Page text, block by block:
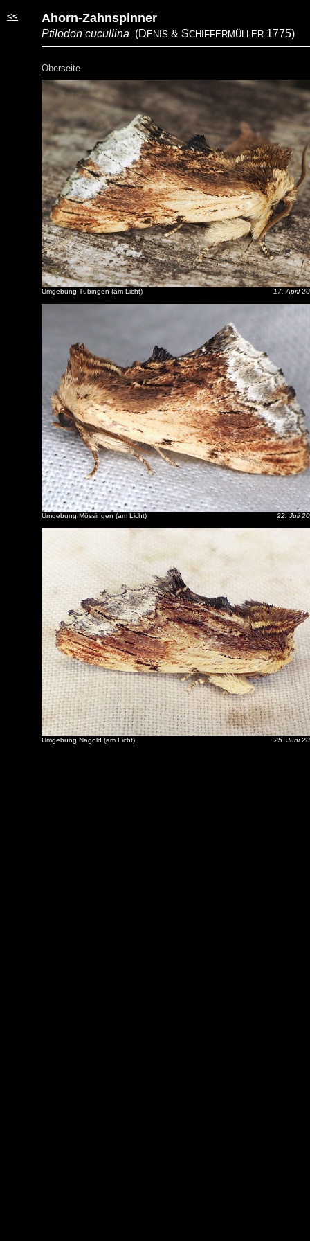
<< Ahorn-Zahnspinner
Ptilodon cucullina (D ENIS & SCHIFFERMÜLLER 1775)
Oberseite
Umgebung Tübingen (am Licht) 17. April
Umgebung Mössingen (am Licht) 22. Juli
Umgebung Nagold (am Licht) 25. Juni